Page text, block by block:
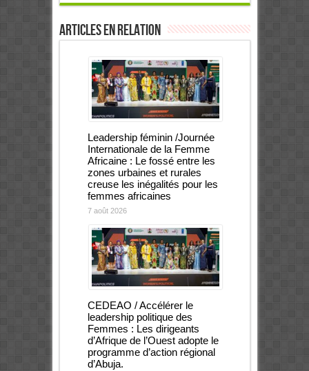
Articles en relation
Leadership féminin /Journée
Internationale de la Femme
Africaine : Le fossé entre les
zones urbaines et rurales
creuse les inégalités pour les
femmes africaines
7 août 2026
CEDEAO / Accélérer le
leadership politique des
Femmes : Les dirigeants
d’Afrique de l’Ouest adopte le
programme d’action régional
d’Abuja.